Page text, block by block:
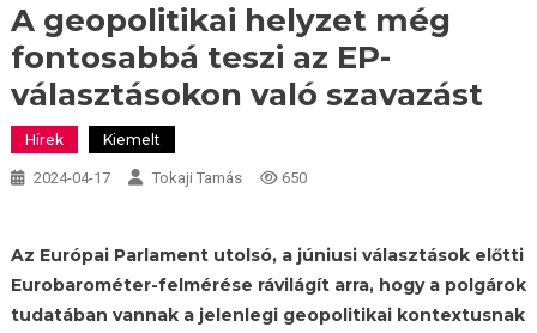
A geopolitikai helyzet még
fontosabbá teszi az EP-
választásokon való szavazást
Hírek Kiemelt
2024-04-17 Tokaji Tamás 650
Az Európai Parlament utolsó, a júniusi választások előtti
Eurobarométer-felmérése rávilágít arra, hogy a polgárok
tudatában vannak a jelenlegi geopolitikai kontextusnak